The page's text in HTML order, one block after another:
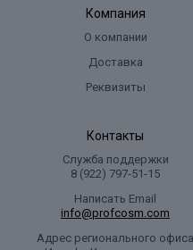
Компания
О компании
Доставка
Реквизиты
Контакты
Служба поддержки
8 (922) 797‑51-15
Написать Email
info@profcosm.com
Адрес регионального офиса